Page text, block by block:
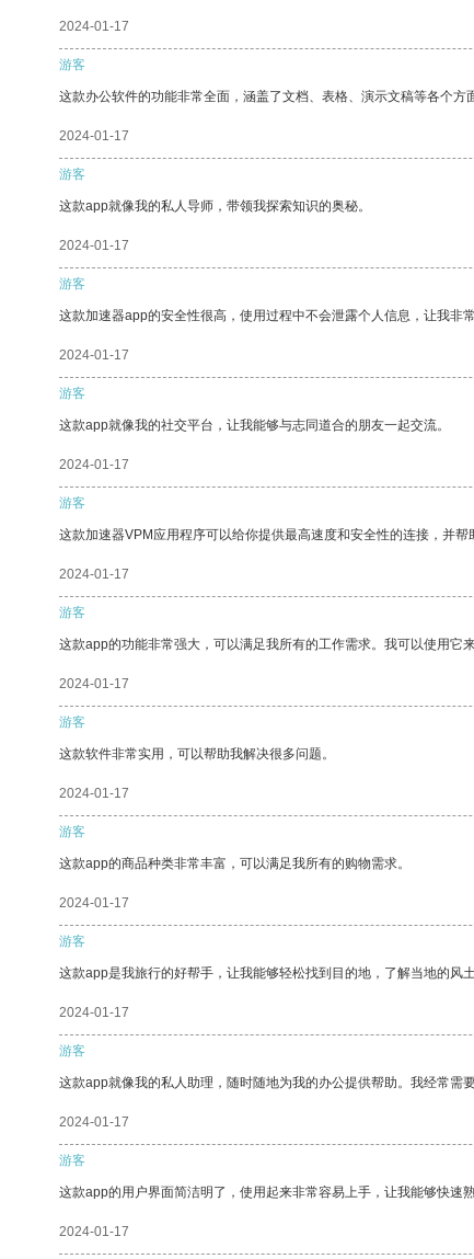
2024-01-17
游客
这款办公软件的功能非常全面，涵盖了文档、表格、演示文稿等各个方
2024-01-17
游客
这款app就像我的私人导师，带领我探索知识的奥秘。
2024-01-17
游客
这款加速器app的安全性很高，使用过程中不会泄露个人信息，让我非常
2024-01-17
游客
这款app就像我的社交平台，让我能够与志同道合的朋友一起交流。
2024-01-17
游客
这款加速器VPM应用程序可以给你提供最高速度和安全性的连接，并帮
2024-01-17
游客
这款app的功能非常强大，可以满足我所有的工作需求。我可以使用它
2024-01-17
游客
这款软件非常实用，可以帮助我解决很多问题。
2024-01-17
游客
这款app的商品种类非常丰富，可以满足我所有的购物需求。
2024-01-17
游客
这款app是我旅行的好帮手，让我能够轻松找到目的地，了解当地的风土
2024-01-17
游客
这款app就像我的私人助理，随时随地为我的办公提供帮助。我经常需
2024-01-17
游客
这款app的用户界面简洁明了，使用起来非常容易上手，让我能够快速
2024-01-17